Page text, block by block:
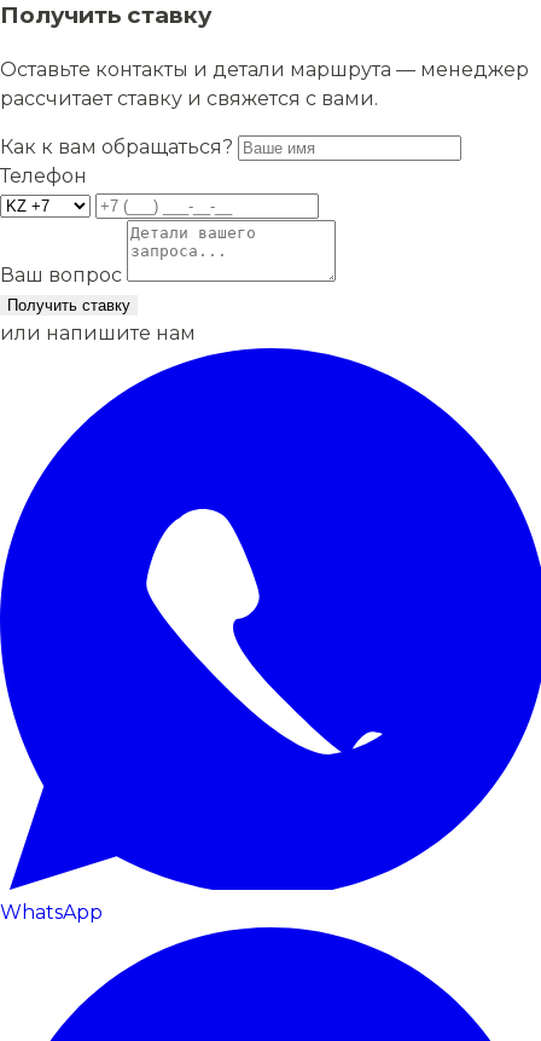
Получить ставку
Оставьте контакты и детали маршрута — менеджер
рассчитает ставку и свяжется с вами.
Как к вам обращаться?
Телефон
Ваш вопрос
Получить ставку
или напишите нам
WhatsApp